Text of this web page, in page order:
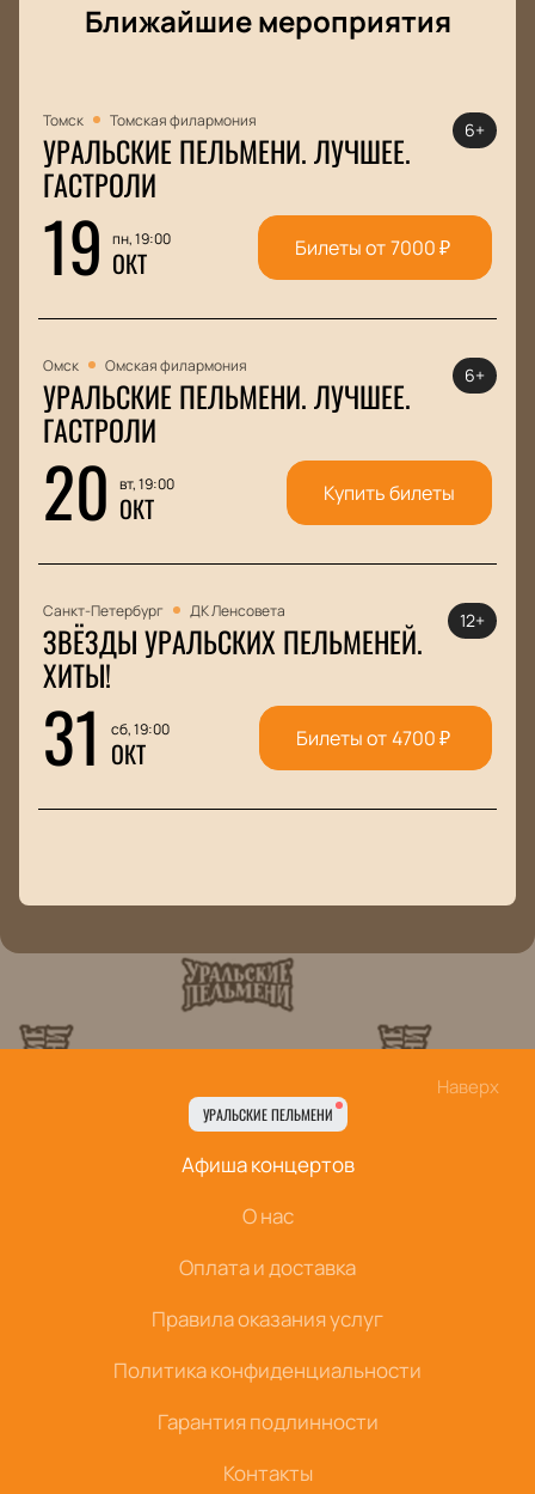
Ближайшие мероприятия
Томск Томская филармония
УРАЛЬСКИЕ ПЕЛЬМЕНИ. ЛУЧШЕЕ.
ГАСТРОЛИ
19 пн, 19:00
ОКТ
6+
Билеты от7000₽
Омск Омская филармония
УРАЛЬСКИЕ ПЕЛЬМЕНИ. ЛУЧШЕЕ.
ГАСТРОЛИ
20 вт, 19:00
ОКТ
6+
Купить билеты
Санкт-Петербург ДК Ленсовета
ЗВЁЗДЫ УРАЛЬСКИХ ПЕЛЬМЕНЕЙ.
ХИТЫ!
31 сб, 19:00
ОКТ
12+
Билеты от4700₽
Наверх
УРАЛЬСКИЕ ПЕЛЬМЕНИ
Афиша концертов
О нас
Оплата и доставка
Правила оказания услуг
Политика конфиденциальности
Гарантия подлинности
Контакты